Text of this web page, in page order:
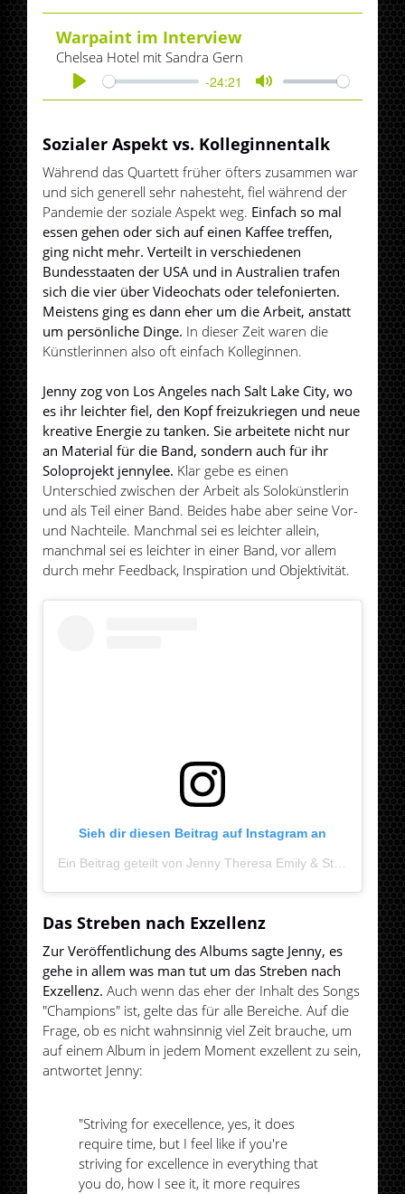
Warpaint im Interview
Chelsea Hotel mit Sandra Gern
Play
-24:21
Mute
Sozialer Aspekt vs. Kolleginnentalk
Während das Quartett früher öfters zusammen war
und sich generell sehr nahesteht, fiel während der
Pandemie der soziale Aspekt weg. Einfach so mal
essen gehen oder sich auf einen Kaffee treffen,
ging nicht mehr. Verteilt in verschiedenen
Bundesstaaten der USA und in Australien trafen
sich die vier über Videochats oder telefonierten.
Meistens ging es dann eher um die Arbeit, anstatt
um persönliche Dinge. In dieser Zeit waren die
Künstlerinnen also oft einfach Kolleginnen.
Jenny zog von Los Angeles nach Salt Lake City, wo
es ihr leichter fiel, den Kopf freizukriegen und neue
kreative Energie zu tanken. Sie arbeitete nicht nur
an Material für die Band, sondern auch für ihr
Soloprojekt jennylee. Klar gebe es einen
Unterschied zwischen der Arbeit als Solokünstlerin
und als Teil einer Band. Beides habe aber seine Vor-
und Nachteile. Manchmal sei es leichter allein,
manchmal sei es leichter in einer Band, vor allem
durch mehr Feedback, Inspiration und Objektivität.
Sieh dir diesen Beitrag auf Instagram an
Das Streben nach Exzellenz
Zur Veröffentlichung des Albums sagte Jenny, es
gehe in allem was man tut um das Streben nach
Exzellenz. Auch wenn das eher der Inhalt des Songs
"Champions" ist, gelte das für alle Bereiche. Auf die
Frage, ob es nicht wahnsinnig viel Zeit brauche, um
auf einem Album in jedem Moment exzellent zu sein,
antwortet Jenny:
"Striving for execellence, yes, it does
require time, but I feel like if you're
striving for excellence in everything that
you do, how I see it, it more requires